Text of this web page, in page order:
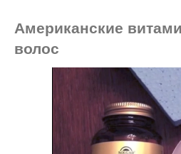
Американские
волос